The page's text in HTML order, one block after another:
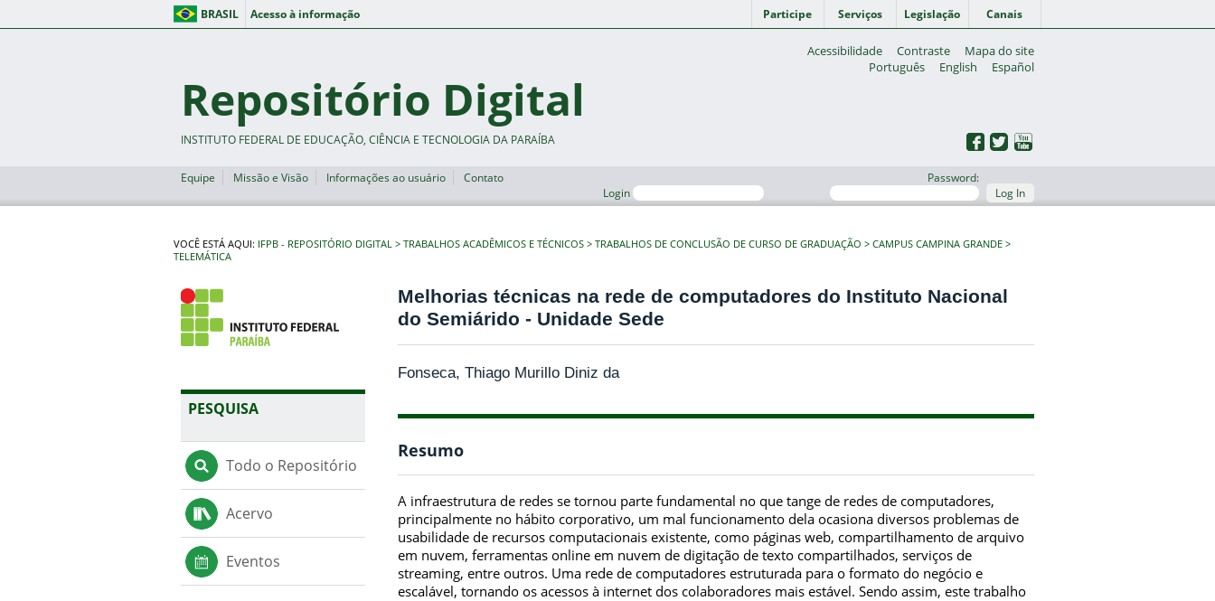
BRASIL Acesso à informação Participe Serviços Legislação Canais
Acessibilidade Contraste
Mapa do site
Português
English Español
Repositório Digital
INSTITUTO FEDERAL DE EDUCAÇÃO, CIÊNCIA E TECNOLOGIA DA PARAÍBA
Equipe Missão e Visão Informações ao usuário
Contato
Login
Password:
Log In
VOCÊ ESTÁ AQUI: IFPB - REPOSITÓRIO DIGITAL TRABALHOS ACADÊMICOS E TÉCNICOS TRABALHOS DE CONCLUSÃO DE CURSO DE GRADUAÇÃO
CAMPUS CAMPINA GRANDE
TELEMÁTICA
PESQUISA
Todo o Repositório
Acervo
Eventos
Melhorias técnicas na rede de computadores do Instituto Nacional
do Semiárido - Unidade Sede
Fonseca, Thiago Murillo Diniz da
Resumo
A infraestrutura de redes se tornou parte fundamental no que tange de redes de computadores,
principalmente no hábito corporativo, um mal funcionamento dela ocasiona diversos problemas de
usabilidade de recursos computacionais existente, como páginas web, compartilhamento de arquivo
em nuvem, ferramentas online em nuvem de digitação de texto compartilhados, serviços de
streaming, entre outros. Uma rede de computadores estruturada para o formato do negócio e
escalável, tornando os acessos à internet dos colaboradores mais estável. Sendo assim, este trabalho